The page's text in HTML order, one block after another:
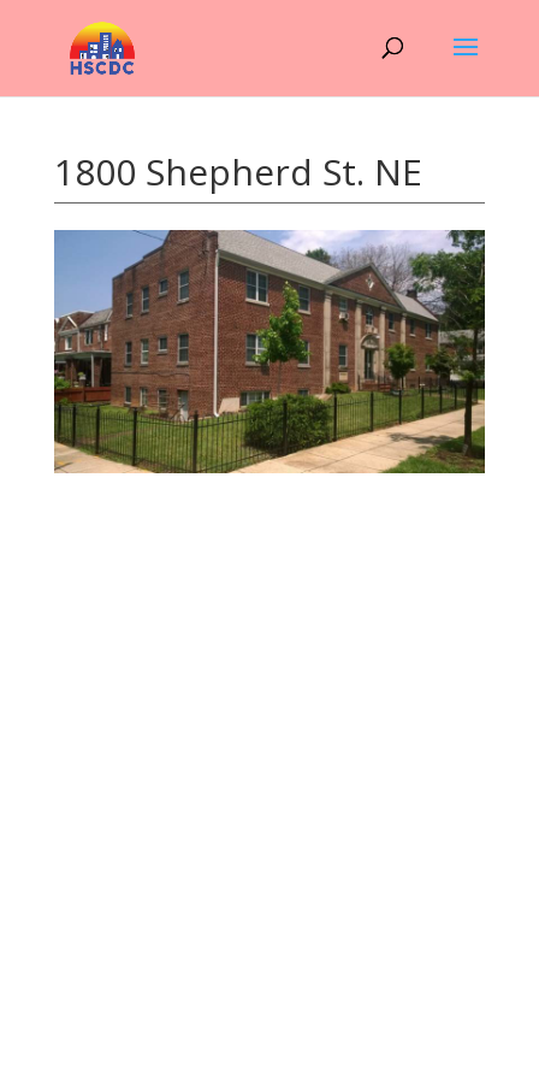
1800 Shepherd St. NE